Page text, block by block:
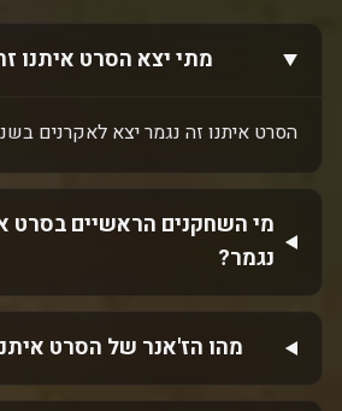
מתי יצא הסרט איתנו
הסרט איתנו זה נגמר יצא לאקרנים בשנת
מי השחקנים הראשיים בסרט
נגמר?
מהו הז'אנר של הסרט